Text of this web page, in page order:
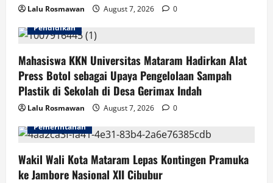
Lalu Rosmawan August 7, 2026
0
Pendidikan
Mahasiswa KKN Universitas Mataram Hadirkan Alat
Press Botol sebagai Upaya Pengelolaan Sampah
Plastik di Sekolah di Desa Gerimax Indah
Lalu Rosmawan August 7, 2026
0
Pemerintahan
Wakil Wali Kota Mataram Lepas Kontingen Pramuka
ke Jambore Nasional XII Cibubur